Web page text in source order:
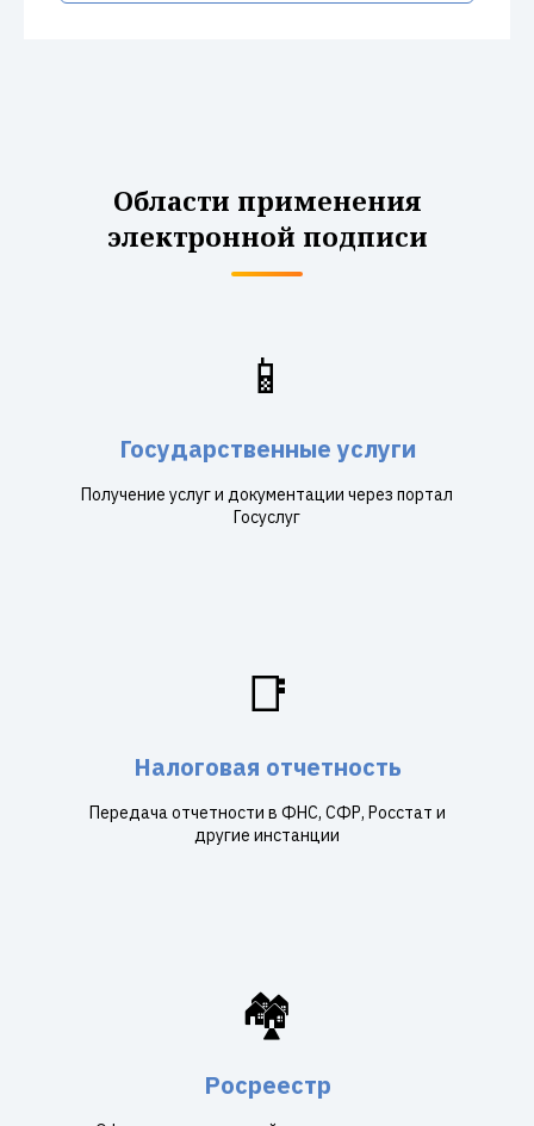
Области применения
электронной подписи
📱
Государственные услуги
Получение услуг и документации через портал
Госуслуг
📑
Налоговая отчетность
Передача отчетности в ФНС, СФР, Росстат и
другие инстанции
🏘️
Росреестр